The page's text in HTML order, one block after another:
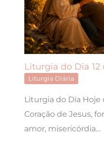
Liturgia do Dia 12
Liturgia Diária
Liturgia do Dia
Coração de Jesus,
amor, misericórdia…